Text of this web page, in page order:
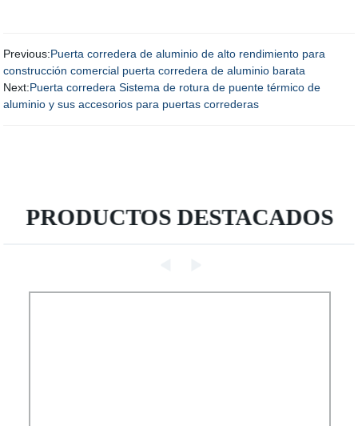
Previous:Puerta corredera de aluminio de alto rendimiento para
construcción comercial puerta corredera de aluminio barata
Next:Puerta corredera Sistema de rotura de puente térmico de
aluminio y sus accesorios para puertas correderas
PRODUCTOS DESTACADOS